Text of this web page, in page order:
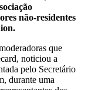
não-residentes
que
noticiou a
pelo Secretário
durante uma